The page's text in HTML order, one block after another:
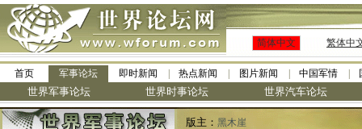
简体中文 繁体中
首页 军事论坛 即时新闻 热点新闻 图片新闻 中国军情
世界军事论坛 世界时事论坛 世界汽车论坛
版主： 黑木崖